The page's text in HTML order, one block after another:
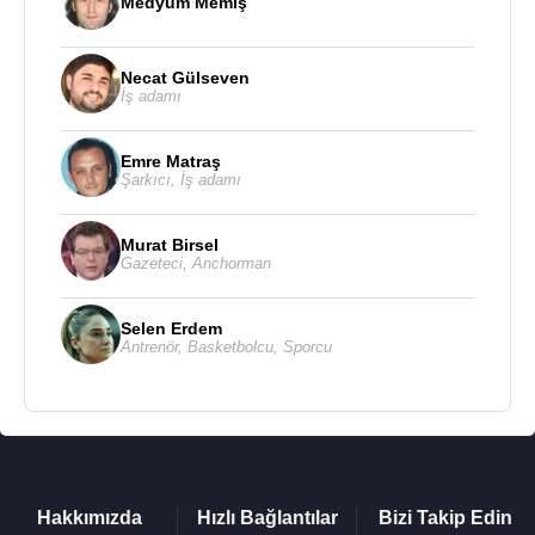
Necat Gülseven
İş adamı
Emre Matraş
Şarkıcı İş adamı
Murat Birsel
Gazeteci Anchorman
Selen Erdem
Antrenör, Basketbolcu Sporcu
Hakkımızda Hızlı Bağlantılar Bizi Takip Edin